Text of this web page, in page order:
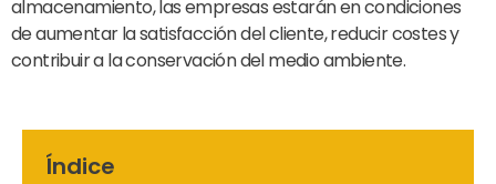
almacenamiento, las empresas estarán en condiciones
de aumentar la satisfacción del cliente, reducir costes y
contribuir a la conservación del medio ambiente.
Índice